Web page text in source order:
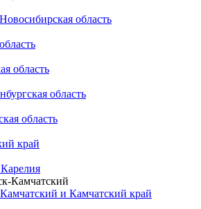
область
область
область
область
край
и Камчатский край